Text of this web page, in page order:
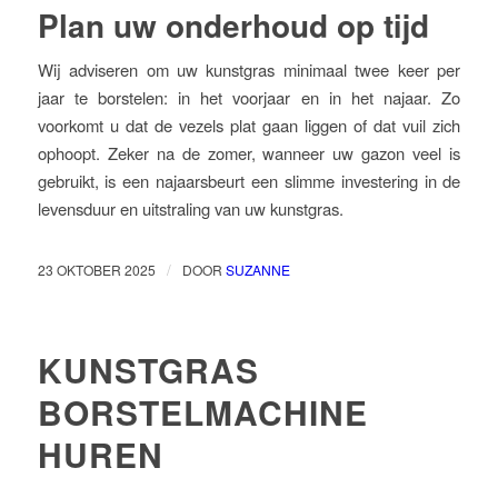
Plan uw onderhoud op tijd
Wij adviseren om uw kunstgras minimaal twee keer per
jaar te borstelen: in het voorjaar en in het najaar. Zo
voorkomt u dat de vezels plat gaan liggen of dat vuil zich
ophoopt. Zeker na de zomer, wanneer uw gazon veel is
gebruikt, is een najaarsbeurt een slimme investering in de
levensduur en uitstraling van uw kunstgras.
23 OKTOBER 2025 / DOOR SUZANNE
KUNSTGRAS
BORSTELMACHINE
HUREN